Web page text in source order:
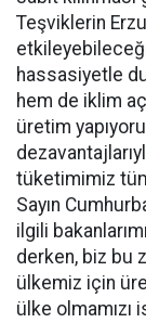
Teşviklerin
hassasiyetle
hem de iklim
üretim
tüketimimiz
Sayın
ilgili
derken, biz bu
ülkemiz için
ülke olmamızı